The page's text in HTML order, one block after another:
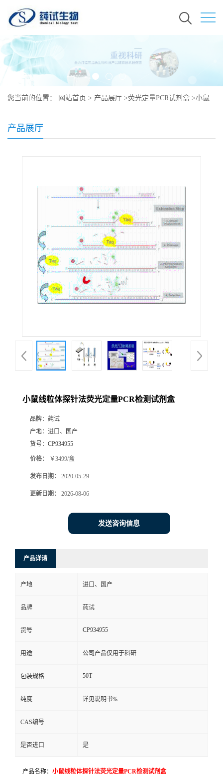
您当前的位置： 网站首页 > 产品展厅 >荧光定量PCR试剂盒 >小鼠
产品展厅
小鼠线粒体探针法荧光定量PCR检测试剂盒
品牌： 莼试
产地： 进口、国产
货号： CP934955
价格： ￥3499/盒
发布日期： 2020-05-29
更新日期： 2026-08-06
发送咨询信息
产品详请
产地 进口、国产
品牌 莼试
货号 CP934955
用途 公司产品仅用于科研
包装规格 50T
纯度 详见说明书%
CAS编号
是否进口 是
产品名称： 小鼠线粒体探针法荧光定量PCR检测试剂盒